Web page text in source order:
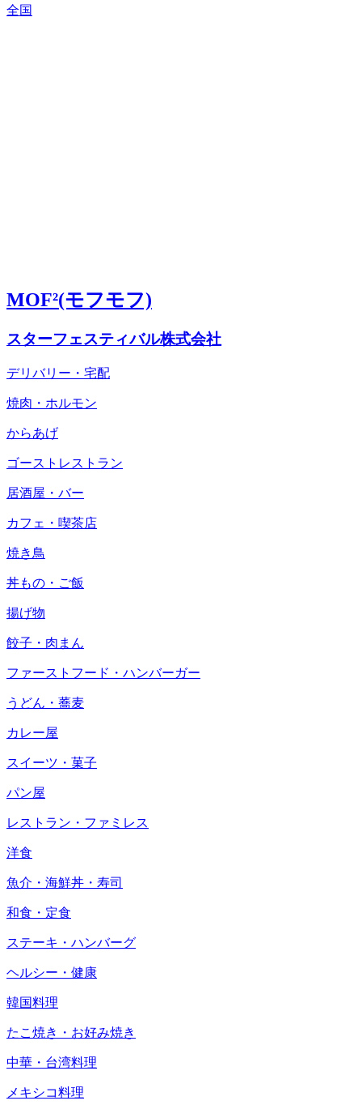
全国
MOF²(モフモフ)
スターフェスティバル株式会社
デリバリー・宅配
焼肉・ホルモン
からあげ
ゴーストレストラン
居酒屋・バー
カフェ・喫茶店
焼き鳥
丼もの・ご飯
揚げ物
餃子・肉まん
ファーストフード・ハンバーガー
うどん・蕎麦
カレー屋
スイーツ・菓子
パン屋
レストラン・ファミレス
洋食
魚介・海鮮丼・寿司
和食・定食
ステーキ・ハンバーグ
ヘルシー・健康
韓国料理
たこ焼き・お好み焼き
中華・台湾料理
メキシコ料理